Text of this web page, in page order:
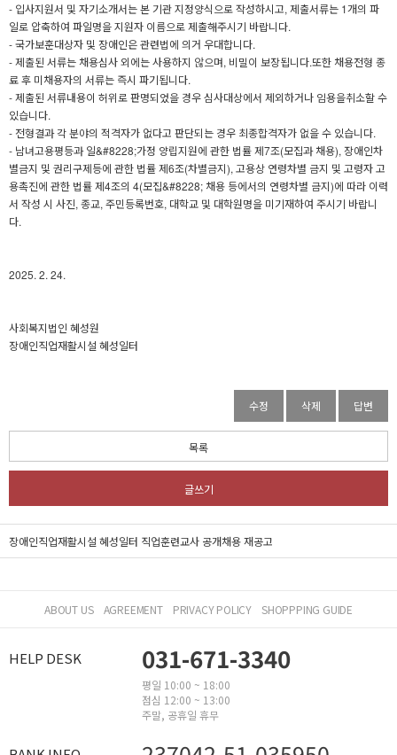
- 입사지원서 및 자기소개서는 본 기관 지정양식으로 작성하시고, 제출서류는 1개의 파
일로 압축하여 파일명을 지원자 이름으로 제출해주시기 바랍니다.
- 국가보훈대상자 및 장애인은 관련법에 의거 우대합니다.
- 제출된 서류는 채용심사 외에는 사용하지 않으며, 비밀이 보장됩니다.또한 채용전형 종
료 후 미채용자의 서류는 즉시 파기됩니다.
- 제출된 서류내용이 허위로 판명되었을 경우 심사대상에서 제외하거나 임용을취소할 수
있습니다.
- 전형결과 각 분야의 적격자가 없다고 판단되는 경우 최종합격자가 없을 수 있습니다.
- 남녀고용평등과 일&#8228;가정 양립지원에 관한 법률 제7조(모집과 채용), 장애인차
별금지 및 권리구제등에 관한 법률 제6조(차별금지), 고용상 연령차별 금지 및 고령자 고
용촉진에 관한 법률 제4조의 4(모집&#8228; 채용 등에서의 연령차별 금지)에 따라 이력
서 작성 시 사진, 종교, 주민등록번호, 대학교 및 대학원명을 미기재하여 주시기 바랍니
다.
2025. 2. 24.
사회복지법인 혜성원
장애인직업재활시설 혜성일터
수정 삭제 답변
목록
글쓰기
장애인직업재활시설 혜성일터 직업훈련교사 공개채용 재공고
ABOUT US AGREEMENT PRIVACY POLICY SHOPPPING GUIDE
HELP DESK 031-671-3340
평일 10:00 ~ 18:00
점심 12:00 ~ 13:00
주말, 공휴일 휴무